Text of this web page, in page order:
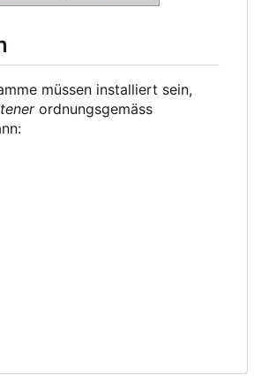
müssen installiert sein,
ordnungsgemäss